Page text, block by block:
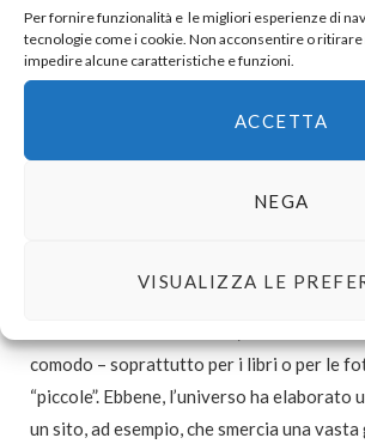
Per fornire funzionalità e le migliori esperienze di
tecnologie come i cookie. Non acconsentire o
impedire alcune caratteristiche e funzioni.
ACCETTA
NEGA
VISUALIZZA LE
cupissimi. Roba che riflette. Ora, non
comodo – soprattutto per i libri o per le
“piccole”. Ebbene, l’universo ha elaborato
un sito, ad esempio, che smercia una